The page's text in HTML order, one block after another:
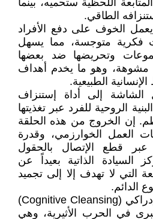
اللحظية ستحميه، بينما
الطاقي.
الخوف على دفع الأفراد
فكرية متوجسة، مما يسهل
وتحريضها ضد بعضها
مشوهة، وهو ما يخدم أهداف
الطبيعية.
الشاشة إلى أداة إستنزاف
الروحية للفرد عبر تغذيتها
إن الخروج من هذه الحلقة
العمل الخوارزمي، وقدرة
قطع الإتصال بالحقول
السيادة الذاتية بعيداً عن
التي لا تهدف إلا إلى تجميد
الدائم.
تمثل تكنولوجيا التطهير الإدراكي (Cognitive Cleansing)
في الحرب الأثيرية، وهي